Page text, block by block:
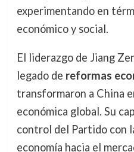
experimentando en
económico y social.
El liderazgo de Jiang
legado de reformas
transformaron a China
económica global. Su
control del Partido con
economía hacia el